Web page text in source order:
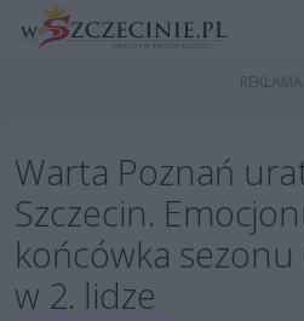
Warta Poznań
Szczecin.
końcówka
w 2. lidze